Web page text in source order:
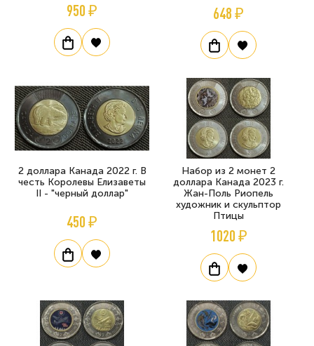
950 ₽ 648 ₽
2 доллара Канада 2022 г. В
честь Королевы Елизаветы
II - "черный доллар"
450 ₽
Набор из 2 монет 2
доллара Канада 2023 г.
Жан-Поль Риопель
художник и скульптор
Птицы
1020 ₽